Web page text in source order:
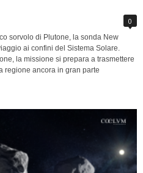
0
sorvolo di Plutone, la sonda New
ai confini del Sistema Solare.
la missione si prepara a trasmettere
regione ancora in gran parte